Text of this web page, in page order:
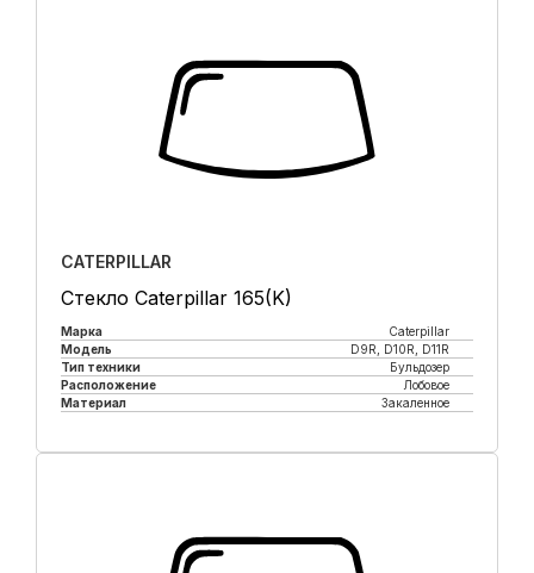
CATERPILLAR
Стекло Caterpillar 165(K)
Марка
Caterpillar
Модель
D9R, D10R, D11R
Тип техники
Бульдозер
Расположение
Лобовое
Материал
Закаленное